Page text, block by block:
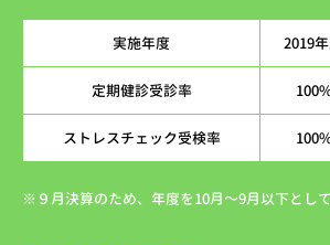
実施年度 2019
定期健診受診率
ストレスチェック受検率
※９月決算のため、年度を10月～9月以下として